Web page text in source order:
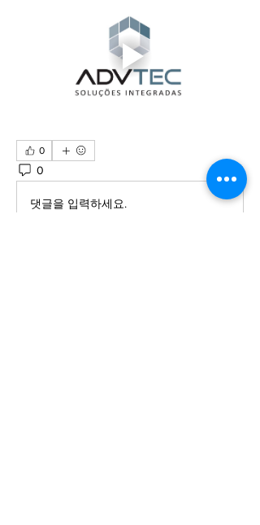
0
0 51
댓글을 입력하세요.